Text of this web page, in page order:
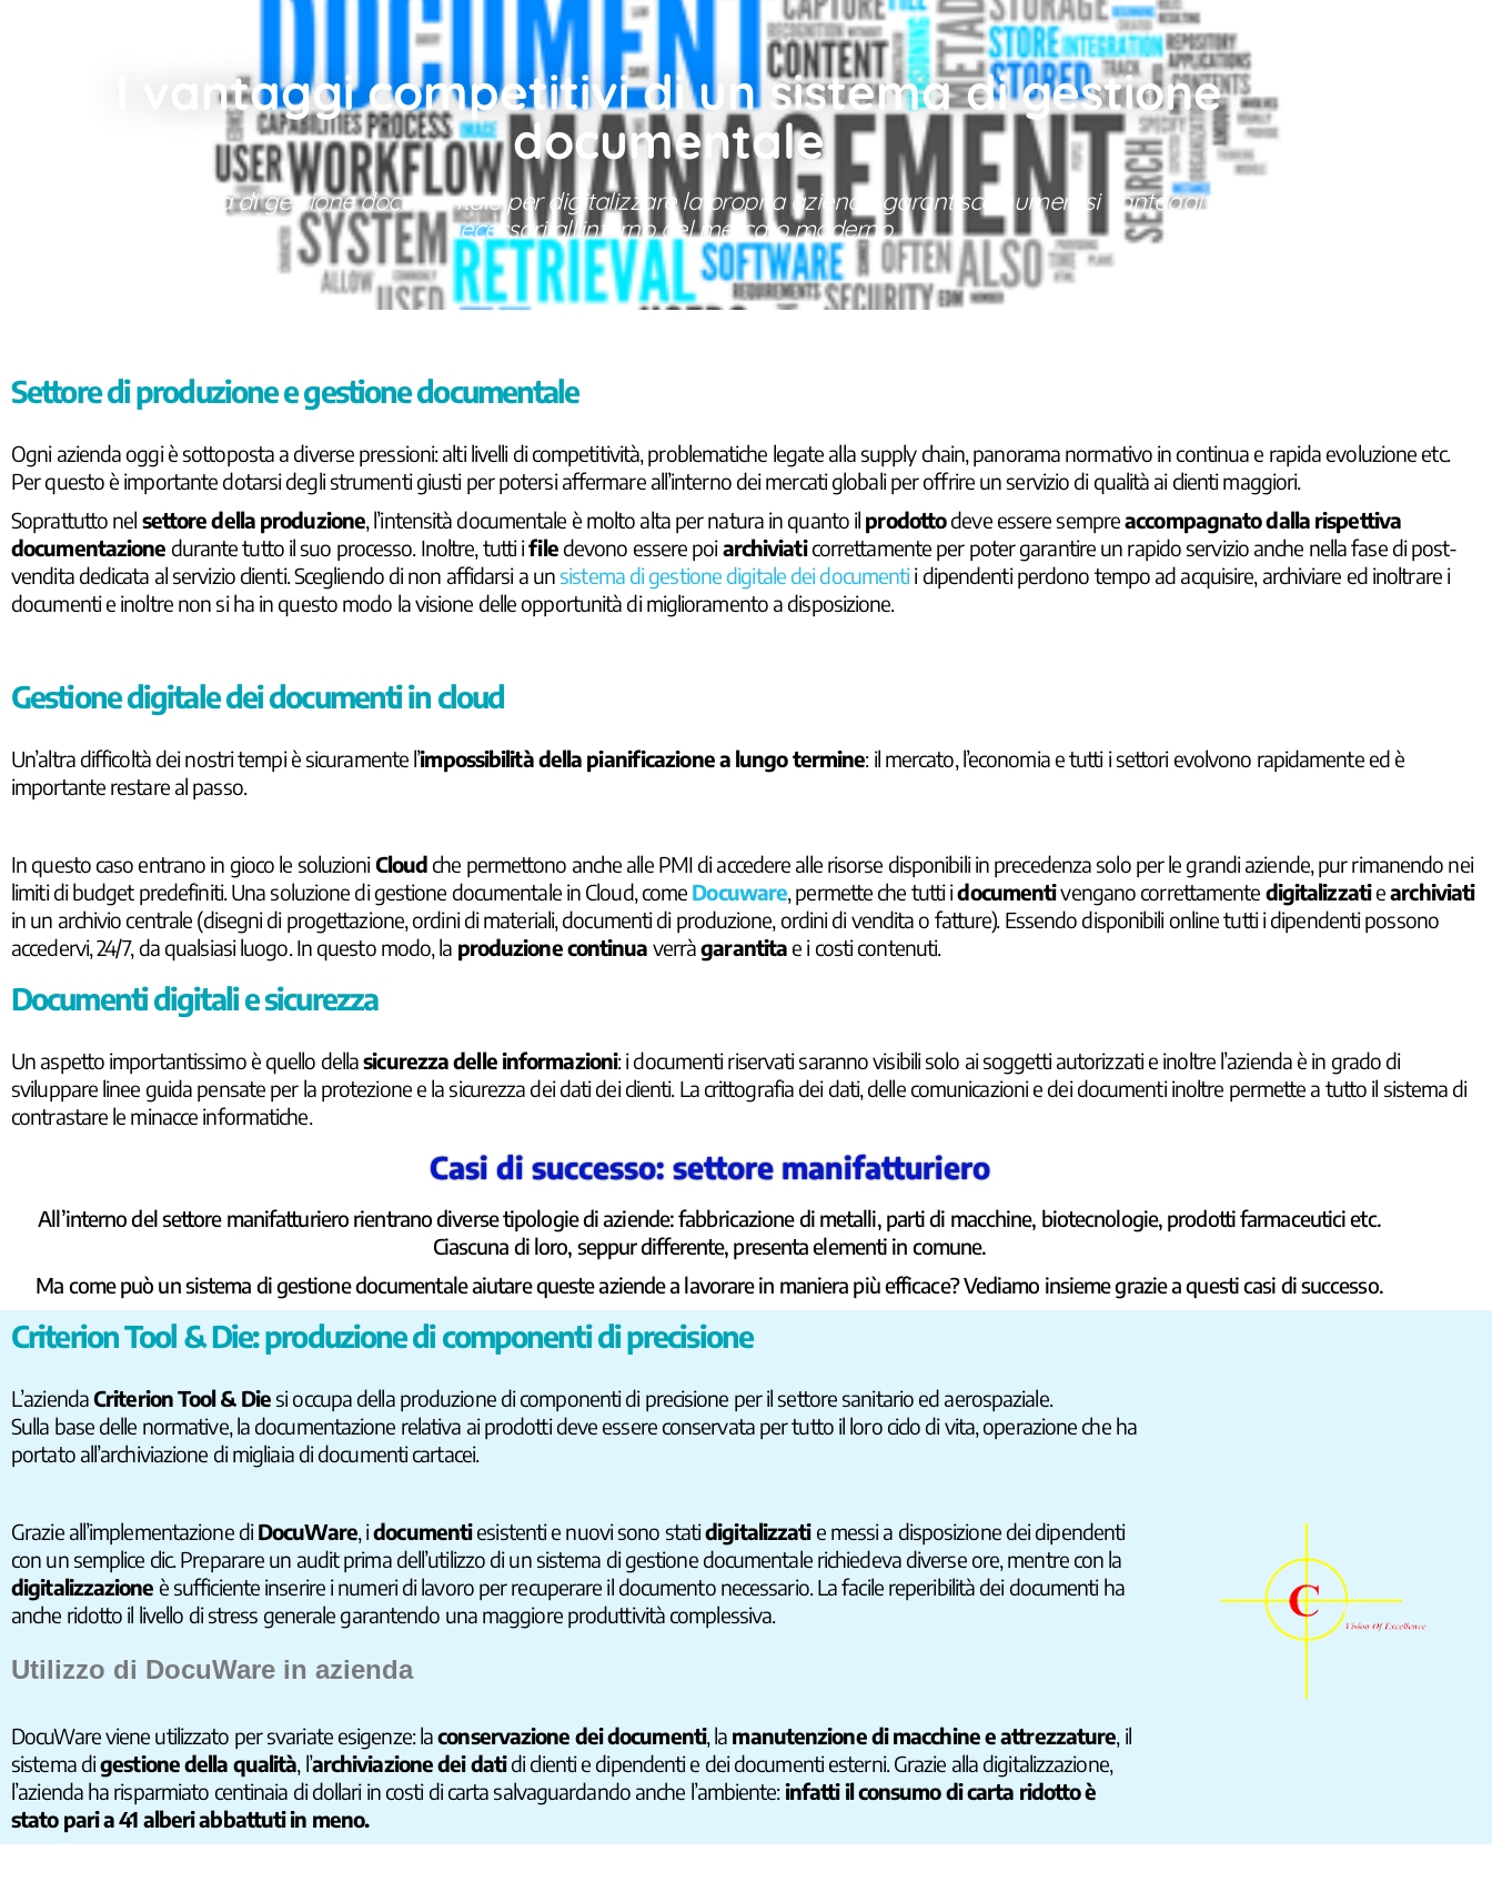
I vantaggi competitivi di un sistema di gestione
documentale
Scegliere un sistema di gestione documentale per digitalizzare la propria azienda garantisce numerosi vantaggi competitivi
necessari all’interno del mercato moderno
Settore di produzione e gestione documentale
Ogni azienda oggi è sottoposta a diverse pressioni: alti livelli di competitività, problematiche legate alla supply chain, panorama normativo in continua e rapida evoluzione etc.
Per questo è importante dotarsi degli strumenti giusti per potersi affermare all’interno dei mercati globali per offrire un servizio di qualità ai clienti maggiori.
Soprattutto nel settore della produzione, l’intensità documentale è molto alta per natura in quanto il prodottodeve essere sempreaccompagnato dalla rispettiva
documentazione durante tutto il suo processo. Inoltre, tutti ifile devono essere poiarchiviaticorrettamente per poter garantire un rapido servizio anche nella fase di post-
vendita dedicata al servizio clienti. Scegliendo di non affidarsi a unsistema di gestione digitale dei documentii dipendenti perdono tempo ad acquisire, archiviare ed inoltrare i
documenti e inoltre non si ha in questo modo la visione delle opportunità di miglioramento a disposizione.
Gestione digitale dei documenti in cloud
Un’altra difficoltà dei nostri tempi è sicuramente l’impossibilità della pianificazione a lungo termine: il mercato, l’economia e tutti i settori evolvono rapidamente ed è
importante restare al passo.
In questo caso entrano in gioco le soluzioniCloud che permettono anche alle PMI di accedere alle risorse disponibili in precedenza solo per le grandi aziende, pur rimanendo nei
limiti di budget predefiniti. Una soluzione di gestione documentale in Cloud, come Docuware, permette che tutti idocumentivengano correttamente digitalizzatiearchiviati
in un archivio centrale (disegni di progettazione, ordini di materiali, documenti di produzione, ordini di vendita o fatture). Essendo disponibili online tutti i dipendenti possono
accedervi, 24/7, da qualsiasi luogo. In questo modo, la produzione continua verràgarantita e i costi contenuti.
Documenti digitali e sicurezza
Un aspetto importantissimo è quello dellasicurezza delle informazioni: i documenti riservati saranno visibili solo ai soggetti autorizzati e inoltre l’azienda è in grado di
sviluppare linee guida pensate per la protezione e la sicurezza dei dati dei clienti. La crittografia dei dati, delle comunicazioni e dei documenti inoltre permette a tutto il sistema di
contrastare le minacce informatiche.
Casi di successo: settore manifatturiero
All’interno del settore manifatturiero rientrano diverse tipologie di aziende: fabbricazione di metalli, parti di macchine, biotecnologie, prodotti farmaceutici etc.
Ciascuna di loro, seppur differente, presenta elementi in comune.
Ma come può un sistema di gestione documentale aiutare queste aziende a lavorare in maniera più efficace?Vediamo insieme grazie a questi casi di successo.
Criterion Tool & Die: produzione di componenti di precisione
L’aziendaCriterion Tool & Diesi occupa della produzione di componenti di precisione per il settore sanitario ed aerospaziale.
Sulla base delle normative, la documentazione relativa ai prodotti deve essere conservata per tutto il loro ciclo di vita, operazione che ha
portato all’archiviazione di migliaia di documenti cartacei.
Grazie all’implementazione diDocuWare, idocumentiesistenti e nuovi sono statidigitalizzati e messi a disposizione dei dipendenti
con un semplice clic. Preparare un audit prima dell’utilizzo di un sistema di gestione documentale richiedeva diverse ore, mentre con la
digitalizzazione è sufficiente inserire i numeri di lavoro per recuperare il documento necessario. La facile reperibilità dei documenti ha
anche ridotto il livello di stress generale garantendo una maggiore produttività complessiva.
Utilizzo di DocuWare in azienda
DocuWare viene utilizzato per svariate esigenze: laconservazione dei documenti, la manutenzione di macchine e attrezzature, il
sistema digestione della qualità, l’archiviazione dei datidi clienti e dipendenti e dei documenti esterni. Grazie alla digitalizzazione,
l’azienda ha risparmiato centinaia di dollari in costi di carta salvaguardando anche l’ambiente:infatti il consumo di carta ridotto è
stato pari a 41 alberi abbattuti in meno.